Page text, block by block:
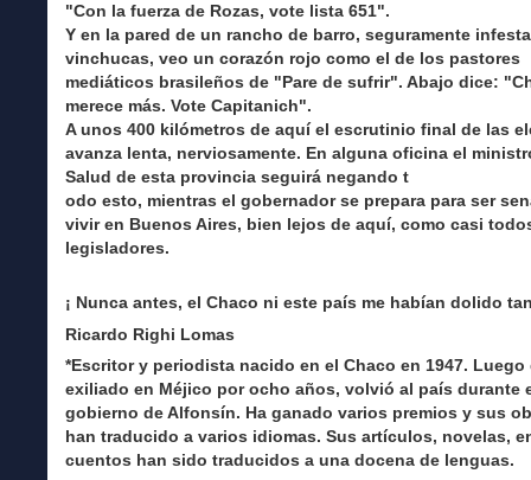
"Con la fuerza de Rozas, vote lista 651".
Y en la pared de un rancho de barro, seguramente
vinchucas, veo un corazón rojo como el de los pastores
mediáticos brasileños de "Pare de sufrir". Abajo dice:
merece más. Vote Capitanich".
A unos 400 kilómetros de aquí el escrutinio final de las
avanza lenta, nerviosamente. En alguna oficina el
Salud de esta provincia seguirá negando t
odo esto, mientras el gobernador se prepara para ser
vivir en Buenos Aires, bien lejos de aquí, como casi
legisladores.
¡ Nunca antes, el Chaco ni este país me habían dolido
Ricardo Righi Lomas
*Escritor y periodista nacido en el Chaco en 1947. Luego
exiliado en Méjico por ocho años, volvió al país durante
gobierno de Alfonsín. Ha ganado varios premios y sus
han traducido a varios idiomas. Sus artículos, novelas,
cuentos han sido traducidos a una docena de lenguas.